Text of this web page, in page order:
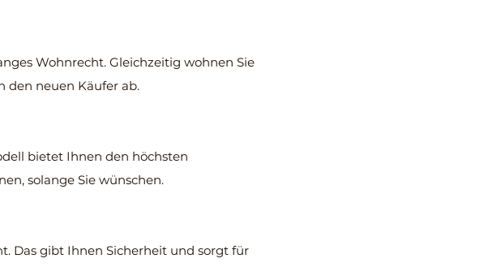
Wohnrecht. Gleichzeitig wohnen Sie
den neuen Käufer ab.
bietet Ihnen den höchsten
solange Sie wünschen.
Das gibt Ihnen Sicherheit und sorgt für